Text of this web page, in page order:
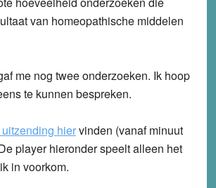
van homeopathische middelen
me nog twee onderzoeken. Ik hoop
te kunnen bespreken.
hiervinden (vanaf minuut
player hieronder speelt alleen het
in voorkom.